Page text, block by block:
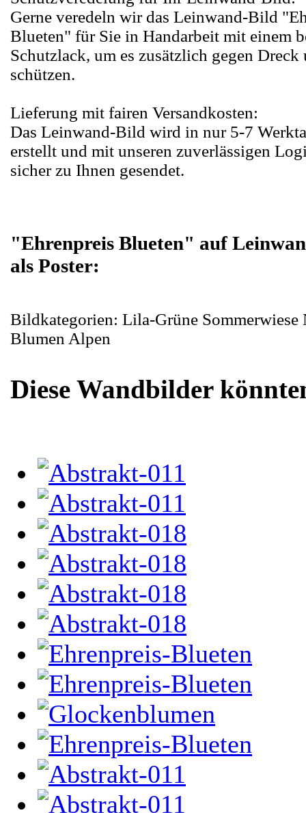
Gerne veredeln wir das Leinwand-Bild
Blueten" für Sie in Handarbeit mit einem
Schutzlack, um es zusätzlich gegen Dreck
schützen.
Lieferung mit fairen Versandkosten:
Das Leinwand-Bild wird in nur 5-7
erstellt und mit unseren zuverlässigen
sicher zu Ihnen gesendet.
"Ehrenpreis Blueten" auf
als Poster:
Bildkategorien: Lila-Grüne Sommerwiese
Blumen Alpen
Diese Wandbilder